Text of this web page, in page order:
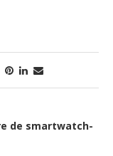
de smartwatch-